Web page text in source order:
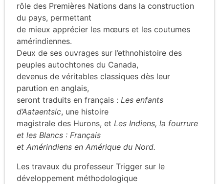
rôle des Premières Nations dans la construction
du pays, permettant
de mieux apprécier les mœurs et les coutumes
amérindiennes.
Deux de ses ouvrages sur l’ethnohistoire des
peuples autochtones du Canada,
devenus de véritables classiques dès leur
parution en anglais,
seront traduits en français : Les enfants
d’Aataentsic, une histoire
magistrale des Hurons, et Les Indiens, la fourrure
et les Blancs : Français
et Amérindiens en Amérique du Nord.
Les travaux du professeur Trigger sur le
développement méthodologique